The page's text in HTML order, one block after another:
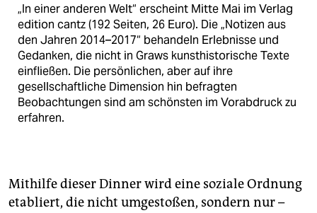
„In einer anderen Welt“ erscheint Mitte Mai im Verlag
edition cantz (192 Seiten, 26 Euro). Die „Notizen aus
den Jahren 2014–2017“ behandeln Erlebnisse und
Gedanken, die nicht in Graws kunsthistorische Texte
einfließen. Die persönlichen, aber auf ihre
gesellschaftliche Dimension hin befragten
Beobachtungen sind am schönsten im Vorabdruck zu
erfahren.
Mithilfe dieser Dinner wird eine soziale Ordnung
etabliert, die nicht umgestoßen, sondern nur –